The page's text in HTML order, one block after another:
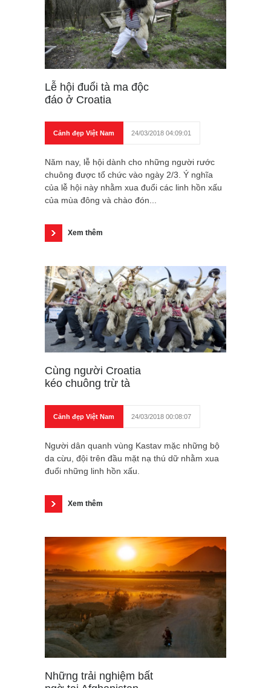
Lễ hội đuổi tà ma độc
đáo ở Croatia
Cảnh đẹp Việt Nam 24/03/2018 04:09:01
Năm nay, lễ hội dành cho những người rước
chuông được tổ chức vào ngày 2/3. Ý nghĩa
của lễ hội này nhằm xua đuổi các linh hồn xấu
của mùa đông và chào đón...
Xem thêm
Cùng người Croatia
kéo chuông trừ tà
Cảnh đẹp Việt Nam 24/03/2018 00:08:07
Người dân quanh vùng Kastav mặc những bộ
da cừu, đội trên đầu mặt nạ thú dữ nhằm xua
đuổi những linh hồn xấu.
Xem thêm
Những trải nghiệm bất